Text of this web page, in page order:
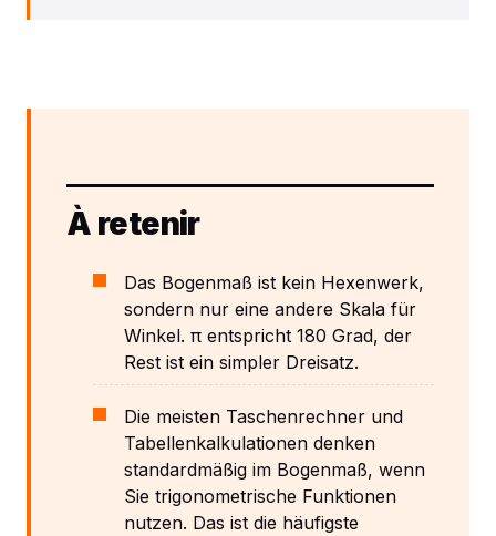
À retenir
Das Bogenmaß ist kein Hexenwerk,
sondern nur eine andere Skala für
Winkel. π entspricht 180 Grad, der
Rest ist ein simpler Dreisatz.
Die meisten Taschenrechner und
Tabellenkalkulationen denken
standardmäßig im Bogenmaß, wenn
Sie trigonometrische Funktionen
nutzen. Das ist die häufigste